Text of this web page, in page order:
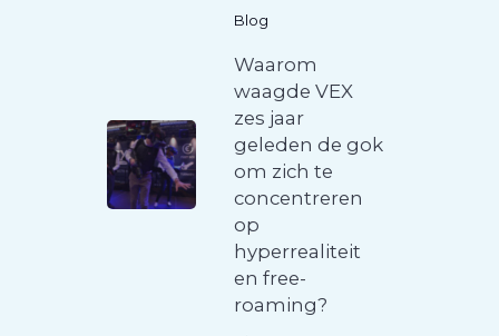
Blog
Waarom
waagde VEX
zes jaar
geleden de gok
om zich te
concentreren
op
hyperrealiteit
en free-
roaming?